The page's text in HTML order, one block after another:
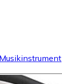
Musikinstrument